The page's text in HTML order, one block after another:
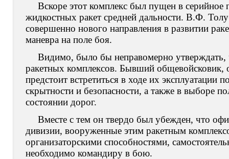
Вскоре этот комплекс был пущен в
жидкостных ракет средней дальности. В.Ф.
совершенно нового направления в развитии
маневра на поле боя.
Видимо, было бы неправомерно
ракетных комплексов. Бывший общевойсковик,
предстоит встретиться в ходе их эксплуатации
скрытности и безопасности, а также в выборе
состоянии дорог.
Вместе с тем он твердо был убежден, что
дивизии, вооруженные этим ракетным
организаторскими способностями,
необходимо командиру в бою.